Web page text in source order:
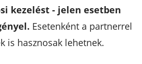
kezelést - jelen esetben
Esetenként a partnerrel
is hasznosak lehetnek.